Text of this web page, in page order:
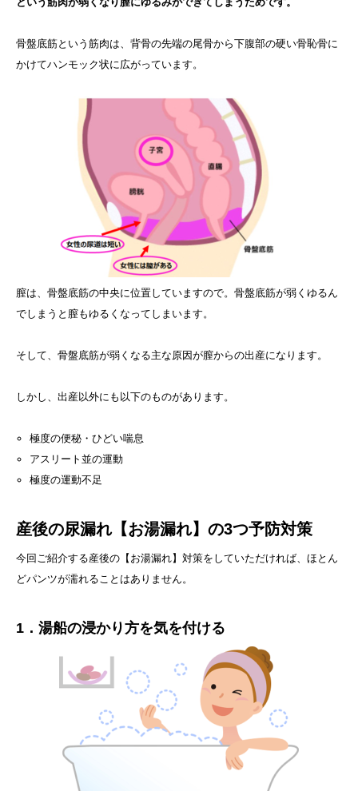
骨盤底筋という筋肉は、背骨の先端の尾骨から下腹部の硬い骨恥骨に
かけてハンモック状に広がっています。
膣は、骨盤底筋の中央に位置していますので。骨盤底筋が弱くゆるん
でしまうと膣もゆるくなってしまいます。
そして、骨盤底筋が弱くなる主な原因が膣からの出産になります。
しかし、出産以外にも以下のものがあります。
極度の便秘・ひどい喘息
アスリート並の運動
極度の運動不足
産後の尿漏れ【お湯漏れ】の3つ予防対策
今回ご紹介する産後の【お湯漏れ】対策をしていただければ、ほとん
どパンツが濡れることはありません。
1．湯船の浸かり方を気を付ける